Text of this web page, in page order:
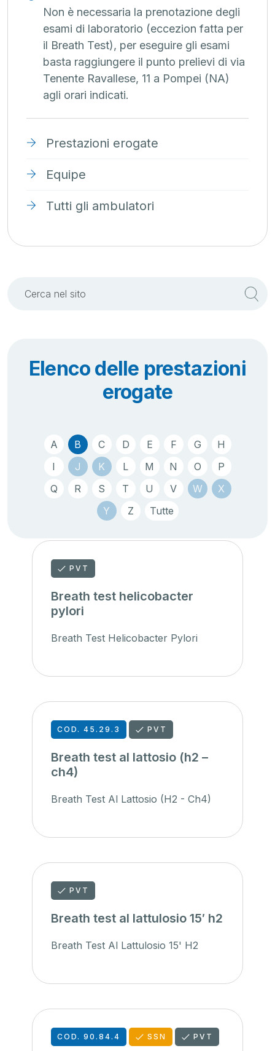
Non è necessaria la prenotazione degli
esami di laboratorio (eccezion fatta per
il Breath Test), per eseguire gli esami
basta raggiungere il punto prelievi di via
Tenente Ravallese, 11 a Pompei (NA)
agli orari indicati.
Prestazioni erogate
Equipe
Tutti gli ambulatori
Elenco delle prestazioni
erogate
A B C D E F G
H
I
J K L M N O
P
Q
R S T U V W
X
Y
Z Tutte
PVT
Breath test helicobacter
pylori
Breath Test Helicobacter Pylori
COD. 45.29.3 PVT
Breath test al lattosio (h2 –
ch4)
Breath Test Al Lattosio (H2 - Ch4)
PVT
Breath test al lattulosio 15′ h2
Breath Test Al Lattulosio 15' H2
COD. 90.84.4 SSN PVT